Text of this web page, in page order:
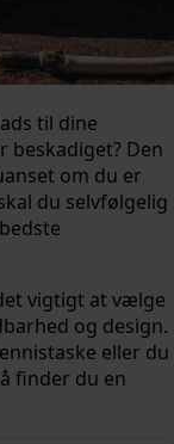
til dine
beskadiget? Den
om du er
du selvfølgelig
vigtigt at vælge
og design.
eller du
finder du en